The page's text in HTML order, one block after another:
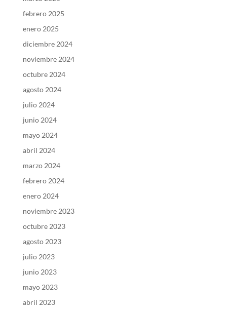
febrero 2025
enero 2025
diciembre 2024
noviembre 2024
octubre 2024
agosto 2024
julio 2024
junio 2024
mayo 2024
abril 2024
marzo 2024
febrero 2024
enero 2024
noviembre 2023
octubre 2023
agosto 2023
julio 2023
junio 2023
mayo 2023
abril 2023